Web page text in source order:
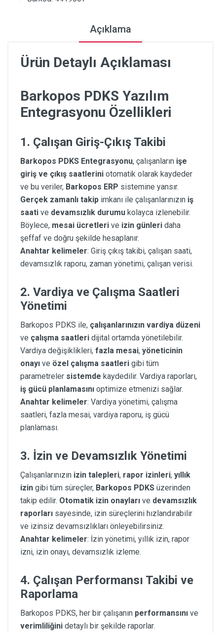
Açıklama
Ürün Detaylı Açıklaması
Barkopos PDKS Yazılım
Entegrasyonu Özellikleri
1. Çalışan Giriş-Çıkış Takibi
Barkopos PDKS Entegrasyonu, çalışanların işe
giriş ve çıkış saatlerini otomatik olarak kaydeder
ve bu veriler, Barkopos ERP sistemine yansır.
Gerçek zamanlı takip imkanı ile çalışanlarınızın iş
saati ve devamsızlık durumu kolayca izlenebilir.
Böylece, mesai ücretleri ve izin günleri daha
şeffaf ve doğru şekilde hesaplanır.
Anahtar kelimeler: Giriş çıkış takibi, çalışan saati,
devamsızlık raporu, zaman yönetimi, çalışan verisi.
2. Vardiya ve Çalışma Saatleri
Yönetimi
Barkopos PDKS ile, çalışanlarınızın vardiya düzeni
ve çalışma saatleri dijital ortamda yönetilebilir.
Vardiya değişiklikleri, fazla mesai, yöneticinin
onayı ve özel çalışma saatleri gibi tüm
parametreler sistemde kaydedilir. Vardiya raporları,
iş gücü planlamasını optimize etmenizi sağlar.
Anahtar kelimeler: Vardiya yönetimi, çalışma
saatleri, fazla mesai, vardiya raporu, iş gücü
planlaması.
3. İzin ve Devamsızlık Yönetimi
Çalışanlarınızın izin talepleri, rapor izinleri, yıllık
izin gibi tüm süreçler, Barkopos PDKS üzerinden
takip edilir. Otomatik izin onayları ve devamsızlık
raporları sayesinde, izin süreçlerini hızlandırabilir
ve izinsiz devamsızlıkları önleyebilirsiniz.
Anahtar kelimeler: İzin yönetimi, yıllık izin, rapor
izni, izin onayı, devamsızlık izleme.
4. Çalışan Performansı Takibi ve
Raporlama
Barkopos PDKS, her bir çalışanın performansını ve
verimliliğini detaylı bir şekilde raporlar.